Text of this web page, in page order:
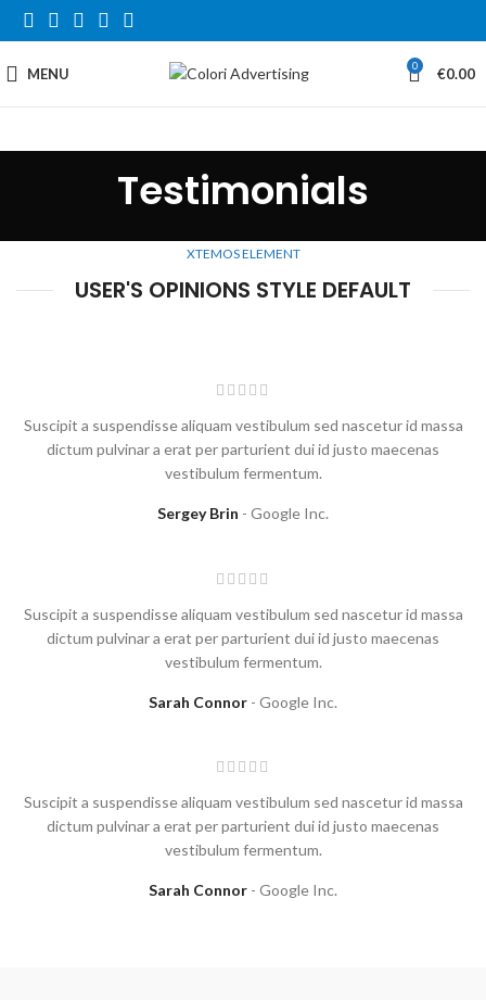
MENU 0 €0.00
Testimonials
XTEMOS ELEMENT
USER'S OPINIONS STYLE DEFAULT
Suscipit a suspendisse aliquam vestibulum sed nascetur id massa
dictum pulvinar a erat per parturient dui id justo maecenas
vestibulum fermentum.
Sergey Brin Google Inc.
Suscipit a suspendisse aliquam vestibulum sed nascetur id massa
dictum pulvinar a erat per parturient dui id justo maecenas
vestibulum fermentum.
Sarah Connor Google Inc.
Suscipit a suspendisse aliquam vestibulum sed nascetur id massa
dictum pulvinar a erat per parturient dui id justo maecenas
vestibulum fermentum.
Sarah Connor Google Inc.